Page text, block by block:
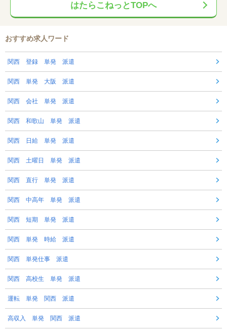
はたらこねっとTOPへ
おすすめ求人ワード
関西 登録 単発 派遣
関西 単発 大阪 派遣
関西 会社 単発 派遣
関西 和歌山 単発 派遣
関西 日給 単発 派遣
関西 土曜日 単発 派遣
関西 直行 単発 派遣
関西 中高年 単発 派遣
関西 短期 単発 派遣
関西 単発 時給 派遣
関西 単発仕事 派遣
関西 高校生 単発 派遣
運転 単発 関西 派遣
高収入 単発 関西 派遣